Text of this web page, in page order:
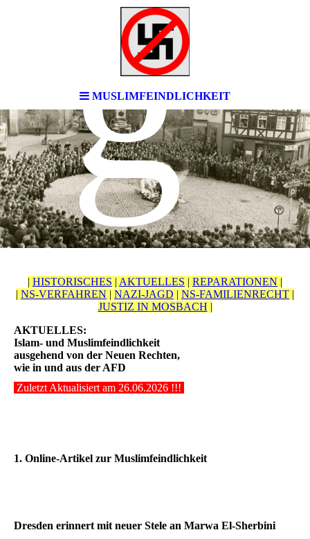
MUSLIMFEINDLICHKEIT
g
| HISTORISCHES | AKTUELLES | REPARATIONEN |
| NS-VERFAHREN | NAZI-JAGD | NS-FAMILIENRECHT |
JUSTIZ IN MOSBACH |
AKTUELLES:
Islam- und Muslimfeindlichkeit
ausgehend von der Neuen Rechten,
wie in und aus der AFD
Zuletzt Aktualisiert am 26.06.2026 !!!
1. Online-Artikel zur Muslimfeindlichkeit
Dresden erinnert mit neuer Stele an Marwa El-Sherbini